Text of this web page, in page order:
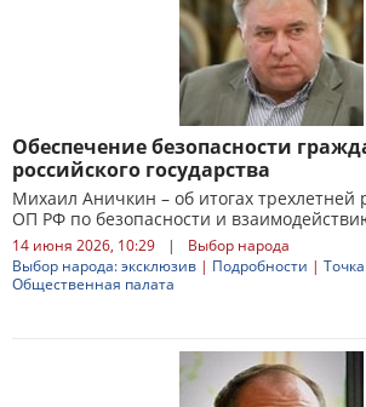
Обеспечение безопасности
российского государства
Михаил Аничкин – об итогах трехлетней
ОП РФ по безопасности и
14 июня 2026, 10:29 |
Выбор народа
Выбор народа: эксклюзив | Подробности |
Общественная палата